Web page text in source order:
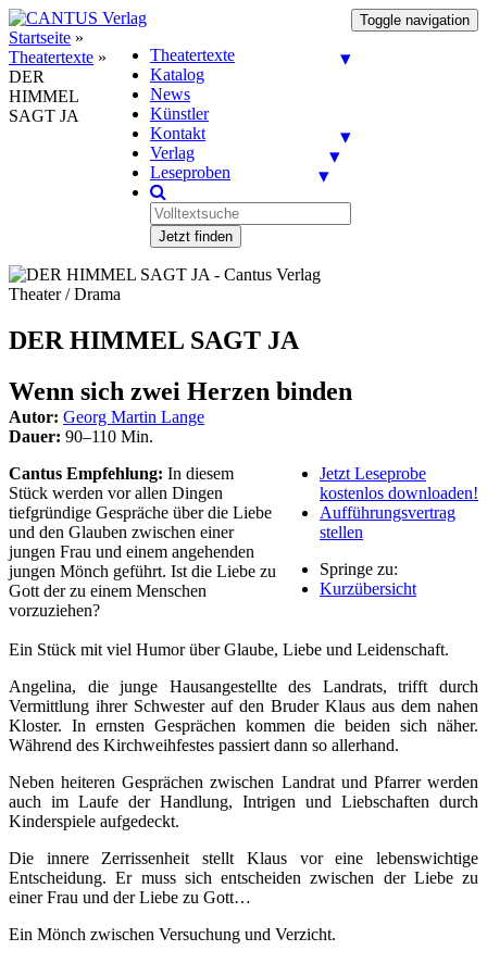
Toggle navigation
Theatertexte
Katalog
News
Künstler
Kontakt
Verlag
Leseproben
Jetzt finden
Startseite »
Theatertexte »
DER
HIMMEL
SAGT JA
Theater / Drama
DER HIMMEL SAGT JA
Wenn sich zwei Herzen binden
Autor: Georg Martin Lange
Dauer: 90–110 Min.
Jetzt Leseprobe
kostenlos downloaden!
Aufführungsvertrag
stellen
Springe zu:
Kurzübersicht
Cantus Empfehlung: In diesem
Stück werden vor allen Dingen
tiefgründige Gespräche über die Liebe
und den Glauben zwischen einer
jungen Frau und einem angehenden
jungen Mönch geführt. Ist die Liebe zu
Gott der zu einem Menschen
vorzuziehen?
Ein Stück mit viel Humor über Glaube, Liebe und Leidenschaft.
Angelina, die junge Hausangestellte des Landrats, trifft durch
Vermittlung ihrer Schwester auf den Bruder Klaus aus dem nahen
Kloster. In ernsten Gesprächen kommen die beiden sich näher.
Während des Kirchweihfestes passiert dann so allerhand.
Neben heiteren Gesprächen zwischen Landrat und Pfarrer werden
auch im Laufe der Handlung, Intrigen und Liebschaften durch
Kinderspiele aufgedeckt.
Die innere Zerrissenheit stellt Klaus vor eine lebenswichtige
Entscheidung. Er muss sich entscheiden zwischen der Liebe zu
einer Frau und der Liebe zu Gott…
Ein Mönch zwischen Versuchung und Verzicht.